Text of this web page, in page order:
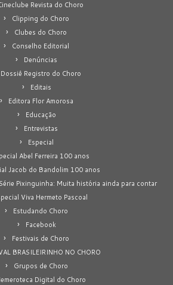
Revista do Choro
Clipping do Choro
Clubes do Choro
Conselho Editorial
Denúncias
Dossiê Registro do Choro
Editais
Editora Flor Amorosa
Educação
Entrevistas
Especial
Abel Ferreira 100 anos
Jacob do Bandolim 100 anos
Pixinguinha: Muita história ainda para contar
Viva Hermeto Pascoal
Estudando Choro
Facebook
Festivais de Choro
BRASILEIRINHO NO CHORO
Grupos de Choro
Digital do Choro